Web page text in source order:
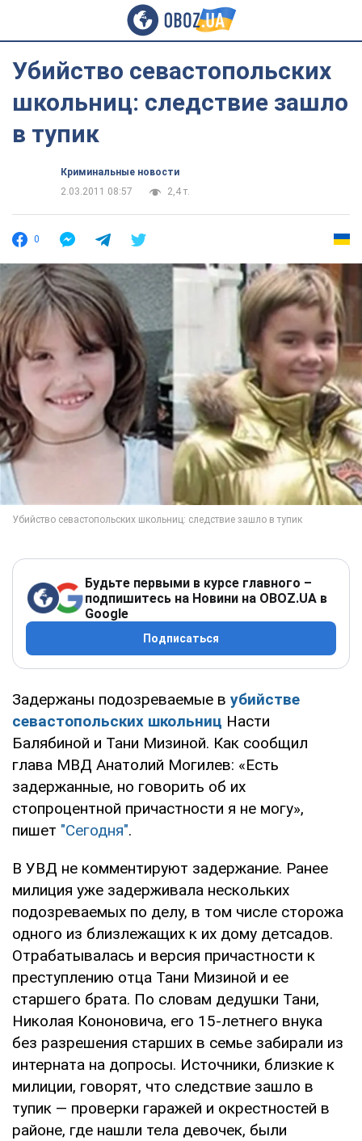
Убийство севастопольских
школьниц: следствие зашло
в тупик
Криминальные новости
2.03.2011 08:57
2,4 т.
0
Будьте первыми в курсе главного –
подпишитесь на Новини на OBOZ.UA в
Google
Подписаться
Задержаны подозреваемые в убийстве
севастопольских школьниц Насти
Балябиной и Тани Мизиной. Как сообщил
глава МВД Анатолий Могилев: «Есть
задержанные, но говорить об их
стопроцентной причастности я не могу»,
пишет "Сегодня".
В УВД не комментируют задержание. Ранее
милиция уже задерживала нескольких
подозреваемых по делу, в том числе сторожа
одного из близлежащих к их дому детсадов.
Отрабатывалась и версия причастности к
преступлению отца Тани Мизиной и ее
старшего брата. По словам дедушки Тани,
Николая Кононовича, его 15-летнего внука
без разрешения старших в семье забирали из
интерната на допросы. Источники, близкие к
милиции, говорят, что следствие зашло в
тупик — проверки гаражей и окрестностей в
районе, где нашли тела девочек, были